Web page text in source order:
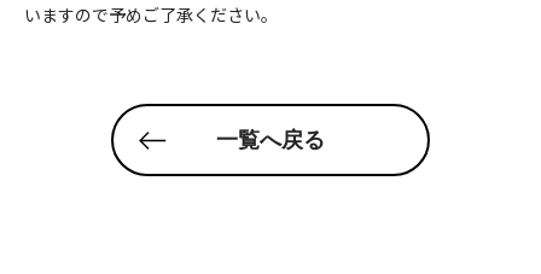
いますので予めご了承ください。
一覧へ戻る